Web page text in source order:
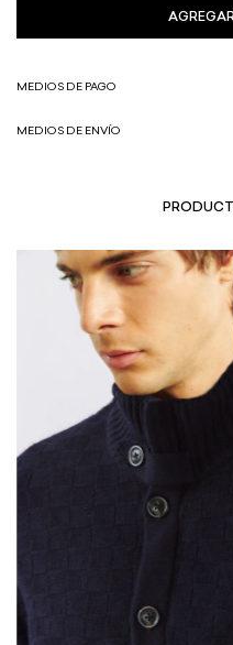
MEDIOS DE PAGO
MEDIOS DE ENVÍO